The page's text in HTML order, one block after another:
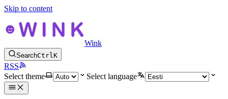
Skip to content
Wink
SearchCtrlK
RSS
Select theme
Select language